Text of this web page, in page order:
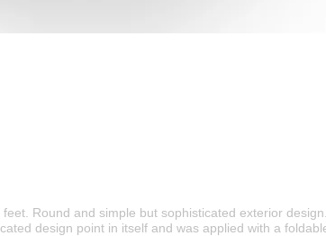
Round and simple but sophisticated exterior design.
design point in itself and was applied with a